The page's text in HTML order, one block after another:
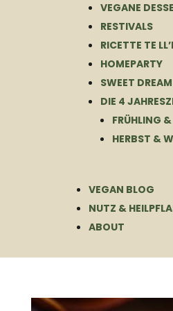
VEGANE
RESTIVALS
RICETTE TE
HOMEPARTY
SWEET
DIE 4
FRÜHLING
HERBST &
VEGAN BLOG
NUTZ &
ABOUT